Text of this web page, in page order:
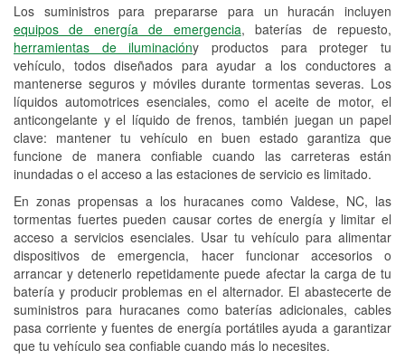
Los suministros para prepararse para un huracán incluyen
equipos de energía de emergencia, baterías de repuesto,
herramientas de iluminacióny productos para proteger tu
vehículo, todos diseñados para ayudar a los conductores a
mantenerse seguros y móviles durante tormentas severas. Los
líquidos automotrices esenciales, como el aceite de motor, el
anticongelante y el líquido de frenos, también juegan un papel
clave: mantener tu vehículo en buen estado garantiza que
funcione de manera confiable cuando las carreteras están
inundadas o el acceso a las estaciones de servicio es limitado.
En zonas propensas a los huracanes como Valdese, NC, las
tormentas fuertes pueden causar cortes de energía y limitar el
acceso a servicios esenciales. Usar tu vehículo para alimentar
dispositivos de emergencia, hacer funcionar accesorios o
arrancar y detenerlo repetidamente puede afectar la carga de tu
batería y producir problemas en el alternador. El abastecerte de
suministros para huracanes como baterías adicionales, cables
pasa corriente y fuentes de energía portátiles ayuda a garantizar
que tu vehículo sea confiable cuando más lo necesites.
Reciclaje de baterías y aceite
Instalación de bombillas de faros
Instalación de limpiaparabrisas
Programa de Préstamo de
Herramientas
Mezcla de pinturas
Rectificación de tambores y discos de
freno
Mangueras hidráulicas a la medida
Hurricane Supplies
Snowstorm Supplies